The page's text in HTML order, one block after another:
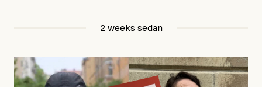
2 weeks sedan